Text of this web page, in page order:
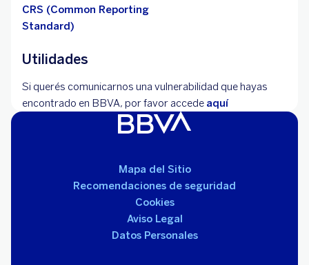
CRS (Common Reporting
Standard)
Utilidades
Si querés comunicarnos una vulnerabilidad que hayas
encontrado en BBVA, por favor accede aquí
Mapa del Sitio
Recomendaciones de seguridad
Cookies
Aviso Legal
Datos Personales